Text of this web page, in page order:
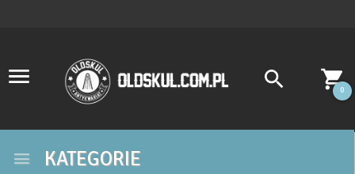
0
KATEGORIE